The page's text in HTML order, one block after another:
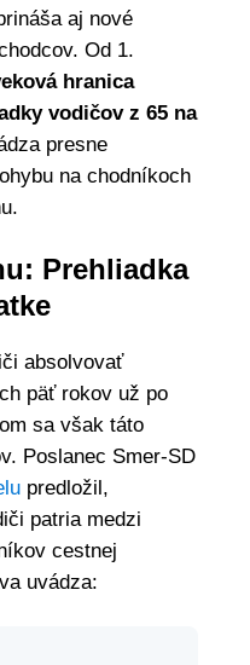
aj nové
Od 1.
hranica
vodičov z 65 na
presne
na chodníkoch
Prehliadka
absolvovať
päť rokov už po
sa však táto
Poslanec Smer-SD
predložil,
patria medzi
cestnej
uvádza: